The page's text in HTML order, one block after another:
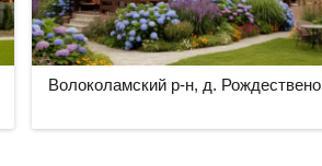
Волоколамский р-н, д. Рождествено